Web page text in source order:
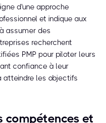
d'une approche
et indique aux
assumer des
recherchent
PMP pour piloter leurs
confiance à leur
atteindre les objectifs
compétences et